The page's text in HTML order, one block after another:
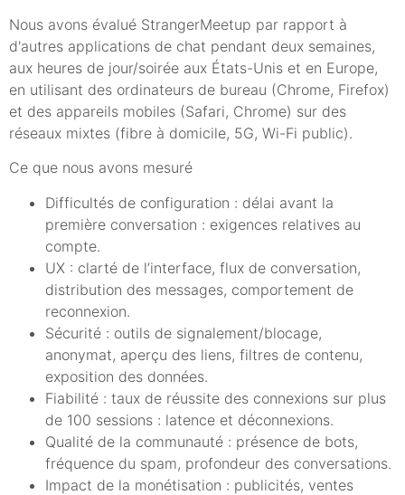
Nous avons évalué StrangerMeetup par rapport à
d'autres applications de chat pendant deux semaines,
aux heures de jour/soirée aux États-Unis et en Europe,
en utilisant des ordinateurs de bureau (Chrome, Firefox)
et des appareils mobiles (Safari, Chrome) sur des
réseaux mixtes (fibre à domicile, 5G, Wi-Fi public).
Ce que nous avons mesuré
Difficultés de configuration : délai avant la
première conversation : exigences relatives au
compte.
UX : clarté de l’interface, flux de conversation,
distribution des messages, comportement de
reconnexion.
Sécurité : outils de signalement/blocage,
anonymat, aperçu des liens, filtres de contenu,
exposition des données.
Fiabilité : taux de réussite des connexions sur plus
de 100 sessions : latence et déconnexions.
Qualité de la communauté : présence de bots,
fréquence du spam, profondeur des conversations.
Impact de la monétisation : publicités, ventes